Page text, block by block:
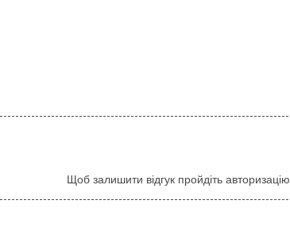
Щоб залишити відгук пройдіть авторизацію